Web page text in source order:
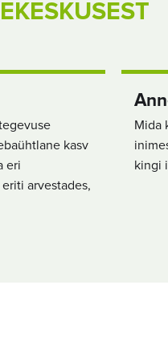
kasv
eri
arvestades,
Mida
kingi